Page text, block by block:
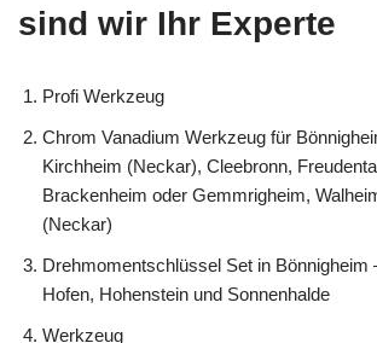
sind wir Ihr Experte
Profi Werkzeug
Chrom Vanadium Werkzeug für
Kirchheim (Neckar), Cleebronn,
Brackenheim oder Gemmrigheim,
(Neckar)
Drehmomentschlüssel Set in Bönnigheim
Hofen, Hohenstein und Sonnenhalde
Werkzeug